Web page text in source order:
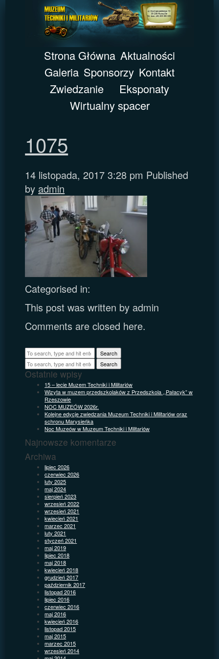
Strona Główna Aktualności
Galeria Sponsorzy Kontakt
Zwiedzanie
Eksponaty
Wirtualny spacer
1075
14 listopada, 2017 3:28 pm Published
by admin
Categorised in:
This post was written by admin
Comments are closed here.
Search
Search
Ostatnie wpisy
15 – lecie Muzem Techniki i Militariów
Wizyta w muzem przedszkolaków z Przedszkola ,,Pałacyk” w
Rzeszowie
NOC MUZEÓW 2026r.
Kolejne edycje zwiedzania Muzeum Techniki i Militariów oraz
schronu Marysieńka
Noc Muzeów w Muzeum Techniki i Militariów
Najnowsze komentarze
Archiwa
lipiec 2026
czerwiec 2026
luty 2025
maj 2024
sierpień 2023
wrzesień 2022
wrzesień 2021
kwiecień 2021
marzec 2021
luty 2021
styczeń 2021
maj 2019
lipiec 2018
maj 2018
kwiecień 2018
grudzień 2017
październik 2017
listopad 2016
lipiec 2016
czerwiec 2016
maj 2016
kwiecień 2016
listopad 2015
maj 2015
marzec 2015
wrzesień 2014